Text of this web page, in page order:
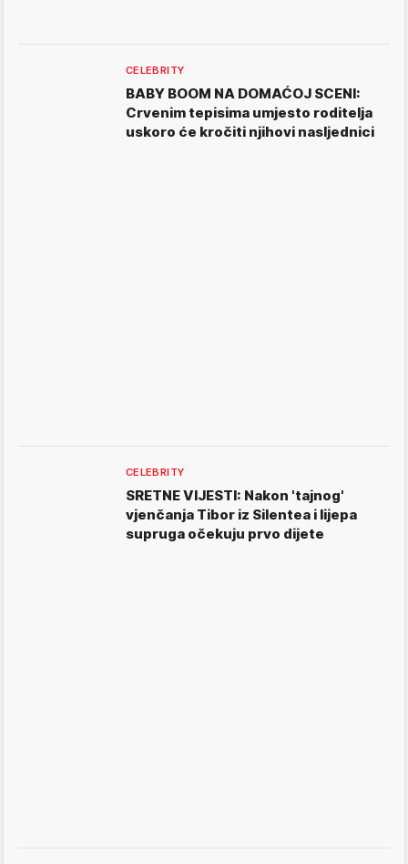
CELEBRITY
BABY BOOM NA DOMAĆOJ SCENI:
Crvenim tepisima umjesto roditelja
uskoro će kročiti njihovi nasljednici
CELEBRITY
SRETNE VIJESTI: Nakon 'tajnog'
vjenčanja Tibor iz Silentea i lijepa
supruga očekuju prvo dijete